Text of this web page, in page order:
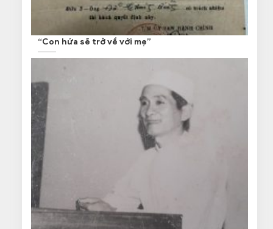
“Con hứa sẽ trở về với mẹ”